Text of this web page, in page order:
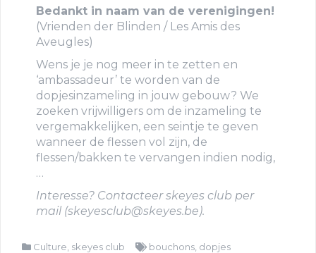
Bedankt in naam van de verenigingen!
(Vrienden der Blinden / Les Amis des
Aveugles)
Wens je je nog meer in te zetten en
‘ambassadeur’ te worden van de
dopjesinzameling in jouw gebouw? We
zoeken vrijwilligers om de inzameling te
vergemakkelijken, een seintje te geven
wanneer de flessen vol zijn, de
flessen/bakken te vervangen indien nodig,
…
Interesse? Contacteer skeyes club per
mail (skeyesclub@skeyes.be).
Culture skeyes club bouchons dopjes